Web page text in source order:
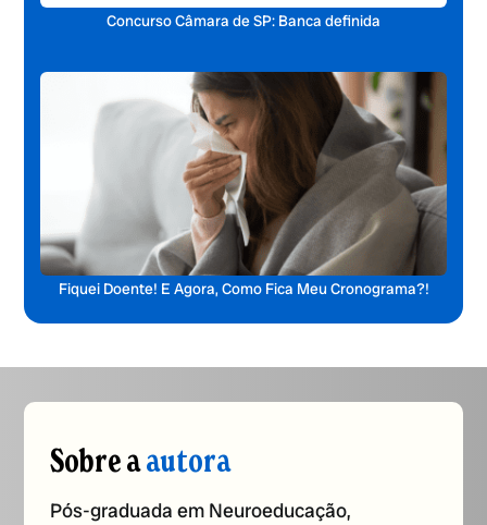
Concurso Câmara de SP: Banca definida
Fiquei Doente! E Agora, Como Fica Meu Cronograma?!
Sobre aautora
Pós-graduada em Neuroeducação,